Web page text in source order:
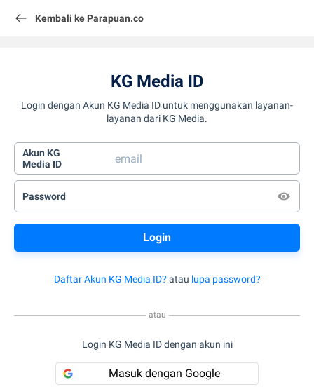
Kembali ke Parapuan.co
KG Media ID
Login dengan Akun KG Media ID untuk menggunakan layanan-
layanan dari KG Media.
Akun KG
Media ID
Password
Daftar Akun KG Media ID? atau lupa password?
atau
Login KG Media ID dengan akun ini
Masuk dengan Google